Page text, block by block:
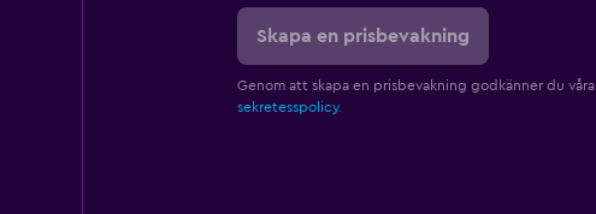
Skapa en prisbevakning
Genom att skapa en prisbevakning godkänner du våra
sekretesspolicy.